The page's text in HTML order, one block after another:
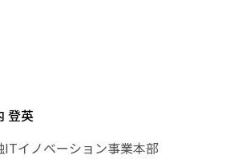
登英
ITイノベーション事業本部